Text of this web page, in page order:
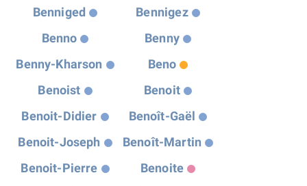
Benniged
Bennigez
Benno
Benny
Benny-Kharson
Beno
Benoist
Benoit
Benoit-Didier
Benoît-Gaël
Benoit-Joseph
Benoît-Martin
Benoit-Pierre
Benoite